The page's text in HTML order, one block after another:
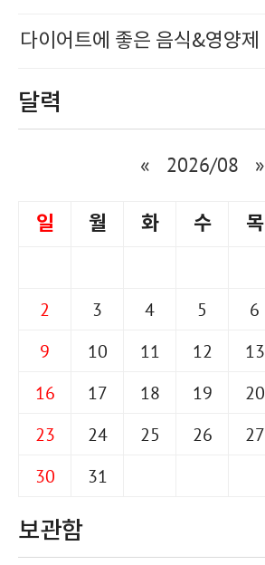
다이어트에 좋은 음식&영양제
달력
« 2026/08 »
일 월 화 수 목
2
3 4 5 6
9
10 11 12 13
16
17 18 19 20
23
24 25 26 27
30
31
보관함